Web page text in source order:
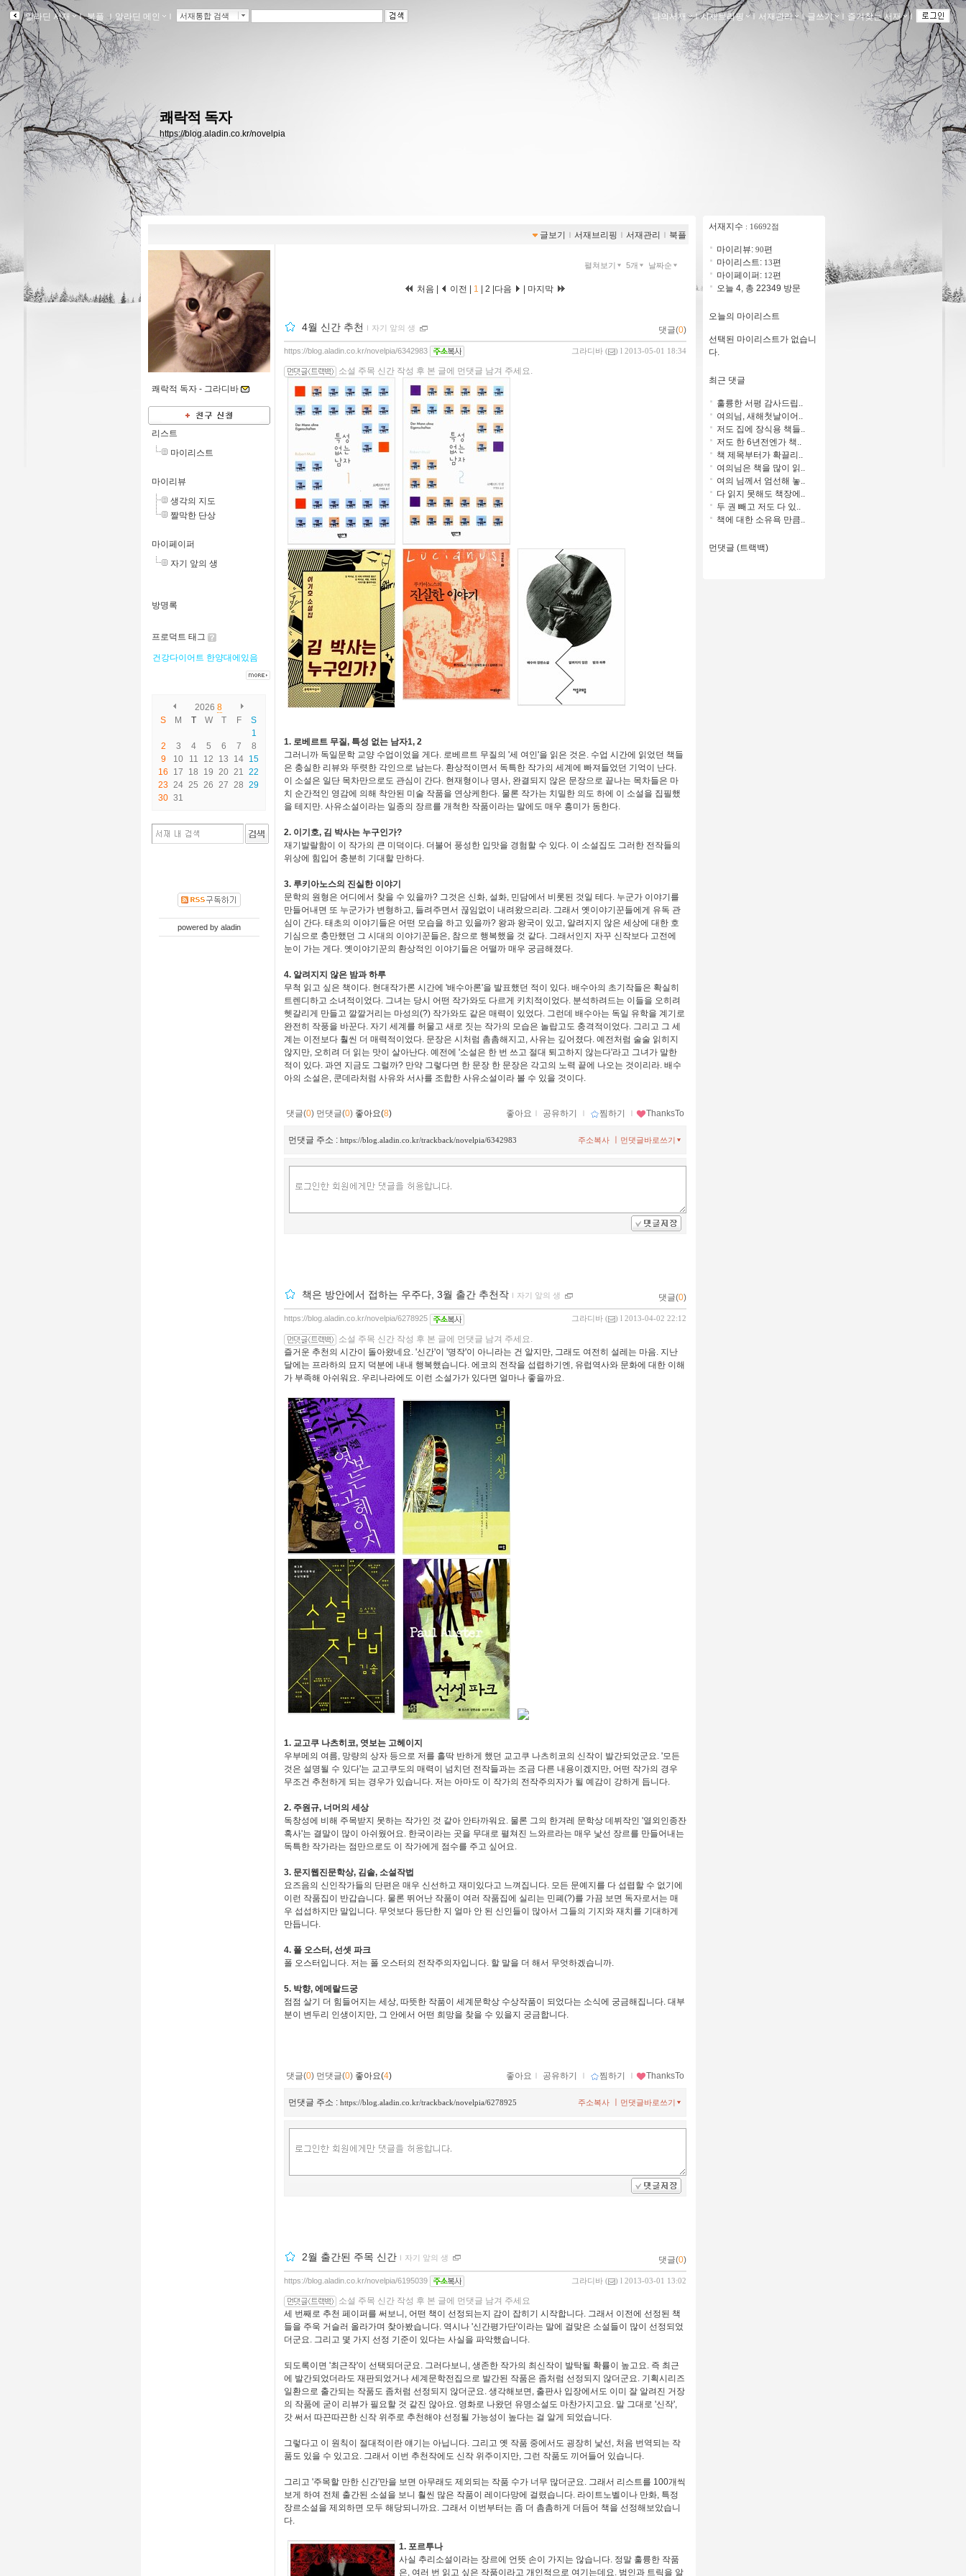
알라딘 서재 ｌ북플 ｌ알라딘 메인 서재통합 검색 나의서재 ｌ서재브리핑 ｌ 서재관리 ｌ글쓰기 ｌ 즐겨찾는 서재 ｌ
쾌락적 독자
https://blog.aladin.co.kr/novelpia
글보기 ｌ 서재브리핑 ｌ 서재관리 ｌ 북플
쾌락적 독자 - 그라디바
리스트
마이리스트
마이리뷰
생각의 지도
짤막한 단상
마이페이퍼
자기 앞의 생
방명록
프로덕트 태그
건강다이어트 한양대에있음
2026 8
S
M T W T F
S
1
2
3 4 5 6 7
8
9
10 11 12 13 14 15
16
17 18 19 20 21 22
23 24 25 26 27 28 29
30 31
powered by aladin
펼쳐보기 5개 날짜순
처음 | 이전 | 1 2 다음 마지막
4월 신간 추천 ｌ 자기 앞의 생 댓글(0)
그라디바 ( ) l 2013-05-01 18:34
https://blog.aladin.co.kr/novelpia/6342983
소설 주목 신간 작성 후 본 글에 먼댓글 남겨 주세요.
1. 로베르트 무질, 특성 없는 남자1, 2
그러니까 독일문학 교양 수업이었을 게다. 로베르트 무질의 '세 여인'을 읽은 것은. 수업 시간에 읽었던 책들
은 충실한 리뷰와 뚜렷한 각인으로 남는다. 환상적이면서 독특한 작가의 세계에 빠져들었던 기억이 난다.
이 소설은 일단 목차만으로도 관심이 간다. 현재형이나 명사, 완결되지 않은 문장으로 끝나는 목차들은 마
치 순간적인 영감에 의해 착안된 미술 작품을 연상케한다. 물론 작가는 치밀한 의도 하에 이 소설을 집필했
을 테지만. 사유소설이라는 일종의 장르를 개척한 작품이라는 말에도 매우 흥미가 동한다.
2. 이기호, 김 박사는 누구인가?
재기발랄함이 이 작가의 큰 미덕이다. 더불어 풍성한 입맛을 경험할 수 있다. 이 소설집도 그러한 전작들의
위상에 힘입어 충분히 기대할 만하다.
3. 루키아노스의 진실한 이야기
문학의 원형은 어디에서 찾을 수 있을까? 그것은 신화, 설화, 민담에서 비롯된 것일 테다. 누군가 이야기를
만들어내면 또 누군가가 변형하고, 들려주면서 끊임없이 내려왔으리라. 그래서 옛이야기꾼들에게 유독 관
심이 간다. 태초의 이야기들은 어떤 모습을 하고 있을까? 왕과 왕국이 있고, 알려지지 않은 세상에 대한 호
기심으로 충만했던 그 시대의 이야기꾼들은, 참으로 행복했을 것 같다. 그래서인지 자꾸 신작보다 고전에
눈이 가는 게다. 옛이야기꾼의 환상적인 이야기들은 어떨까 매우 궁금해졌다.
4. 알려지지 않은 밤과 하루
무척 읽고 싶은 책이다. 현대작가론 시간에 '배수아론'을 발표했던 적이 있다. 배수아의 초기작들은 확실히
트렌디하고 소녀적이었다. 그녀는 당시 어떤 작가와도 다르게 키치적이었다. 분석하려드는 이들을 오히려
헷갈리게 만들고 깔깔거리는 마성의(?) 작가와도 같은 매력이 있었다. 그런데 배수아는 독일 유학을 계기로
완전히 작풍을 바꾼다. 자기 세계를 허물고 새로 짓는 작가의 모습은 놀랍고도 충격적이었다. 그리고 그 세
계는 이전보다 훨씬 더 매력적이었다. 문장은 시처럼 촘촘해지고, 사유는 깊어졌다. 예전처럼 술술 읽히지
않지만, 오히려 더 읽는 맛이 살아난다. 예전에 '소설은 한 번 쓰고 절대 퇴고하지 않는다'라고 그녀가 말한
적이 있다. 과연 지금도 그럴까? 만약 그렇다면 한 문장 한 문장은 각고의 노력 끝에 나오는 것이리라. 배수
아의 소설은, 쿤데라처럼 사유와 서사를 조합한 사유소설이라 볼 수 있을 것이다.
댓글(0) 먼댓글(0) 좋아요(8) 좋아요 ｌ 공유하기 ｌ 찜하기 ｌ ThanksTo
먼댓글 주소 : https://blog.aladin.co.kr/trackback/novelpia/6342983 먼댓글바로쓰기
주소복사
책은 방안에서 접하는 우주다, 3월 출간 추천작 ｌ 자기 앞의 생 댓글(0)
그라디바 ( ) l 2013-04-02 22:12
https://blog.aladin.co.kr/novelpia/6278925
소설 주목 신간 작성 후 본 글에 먼댓글 남겨 주세요.
즐거운 추천의 시간이 돌아왔네요. '신간'이 '명작'이 아니라는 건 알지만, 그래도 여전히 설레는 마음. 지난
달에는 프라하의 묘지 덕분에 내내 행복했습니다. 에코의 전작을 섭렵하기엔, 유럽역사와 문화에 대한 이해
가 부족해 아쉬워요. 우리나라에도 이런 소설가가 있다면 얼마나 좋을까요.
1. 교고쿠 나츠히코, 엿보는 고헤이지
우부메의 여름, 망량의 상자 등으로 저를 홀딱 반하게 했던 교고쿠 나츠히코의 신작이 발간되었군요. '모든
것은 설명될 수 있다'는 교고쿠도의 매력이 넘치던 전작들과는 조금 다른 내용이겠지만, 어떤 작가의 경우
무조건 추천하게 되는 경우가 있습니다. 저는 아마도 이 작가의 전작주의자가 될 예감이 강하게 듭니다.
2. 주원규, 너머의 세상
독창성에 비해 주목받지 못하는 작가인 것 같아 안타까워요. 물론 그의 한겨레 문학상 데뷔작인 '열외인종잔
혹사'는 결말이 많이 아쉬웠어요. 한국이라는 곳을 무대로 펼쳐진 느와르라는 매우 낯선 장르를 만들어내는
독특한 작가라는 점만으로도 이 작가에게 점수를 주고 싶어요.
3. 문지웹진문학상, 김솔, 소설작법
요즈음의 신인작가들의 단편은 매우 신선하고 재미있다고 느껴집니다. 모든 문예지를 다 섭렵할 수 없기에
이런 작품집이 반갑습니다. 물론 뛰어난 작품이 여러 작품집에 실리는 민폐(?)를 가끔 보면 독자로서는 매
우 섭섭하지만 말입니다. 무엇보다 등단한 지 얼마 안 된 신인들이 많아서 그들의 기지와 재치를 기대하게
만듭니다.
4. 폴 오스터, 선셋 파크
폴 오스터입니다. 저는 폴 오스터의 전작주의자입니다. 할 말을 더 해서 무엇하겠습니까.
5. 박향, 에메랄드궁
점점 살기 더 힘들어지는 세상, 따뜻한 작품이 세계문학상 수상작품이 되었다는 소식에 궁금해집니다. 대부
분이 변두리 인생이지만, 그 안에서 어떤 희망을 찾을 수 있을지 궁금합니다.
댓글(0) 먼댓글(0) 좋아요(4) 좋아요 ｌ 공유하기 ｌ 찜하기 ｌ ThanksTo
먼댓글 주소 : https://blog.aladin.co.kr/trackback/novelpia/6278925 먼댓글바로쓰기
주소복사
2월 출간된 주목 신간 ｌ 자기 앞의 생 댓글(0)
그라디바 ( ) l 2013-03-01 13:02
https://blog.aladin.co.kr/novelpia/6195039
소설 주목 신간 작성 후 본 글에 먼댓글 남겨 주세요
세 번째로 추천 페이퍼를 써보니, 어떤 책이 선정되는지 감이 잡히기 시작합니다. 그래서 이전에 선정된 책
들을 주욱 거슬러 올라가며 찾아봤습니다. 역시나 '신간평가단'이라는 말에 걸맞은 소설들이 많이 선정되었
더군요. 그리고 몇 가지 선정 기준이 있다는 사실을 파악했습니다.
되도록이면 '최근작'이 선택되더군요. 그러다보니, 생존한 작가의 최신작이 발탁될 확률이 높고요. 즉 최근
에 발간되었더라도 재판되었거나 세계문학전집으로 발간된 작품은 좀처럼 선정되지 않더군요. 기획시리즈
일환으로 출간되는 작품도 좀처럼 선정되지 않더군요. 생각해보면, 출판사 입장에서도 이미 잘 알려진 거장
의 작품에 굳이 리뷰가 필요할 것 같진 않아요. 영화로 나왔던 유명소설도 마찬가지고요. 말 그대로 '신작',
갓 써서 따끈따끈한 신작 위주로 추천해야 선정될 가능성이 높다는 걸 알게 되었습니다.
그렇다고 이 원칙이 절대적이란 얘기는 아닙니다. 그리고 옛 작품 중에서도 굉장히 낯선, 처음 번역되는 작
품도 있을 수 있고요. 그래서 이번 추천작에도 신작 위주이지만, 그런 작품도 끼어들어 있습니다.
그리고 '주목할 만한 신간'만을 보면 아무래도 제외되는 작품 수가 너무 많더군요. 그래서 리스트를 100개씩
보게 하여 전체 출간된 소설을 보니 훨씬 많은 작품이 레이다망에 걸렸습니다. 라이트노벨이나 만화, 특정
장르소설을 제외하면 모두 해당되니까요. 그래서 이번부터는 좀 더 촘촘하게 더듬어 책을 선정해보았습니
다.
1. 포르투나
사실 추리소설이라는 장르에 언뜻 손이 가지는 않습니다. 정말 훌륭한 작품
은, 여러 번 읽고 싶은 작품이라고 개인적으로 여기는데요. 범인과 트릭을 알
서재지수 : 16692점
마이리뷰: 90편
마이리스트: 13편
마이페이퍼: 12편
오늘 4, 총 22349 방문
오늘의 마이리스트
선택된 마이리스트가 없습니
다.
최근 댓글
훌륭한 서평 감사드립..
여의님, 새해첫날이어..
저도 집에 장식용 책들..
저도 한 6년전엔가 책..
책 제목부터가 확끌리..
여의님은 책을 많이 읽..
여의 님께서 엄선해 놓..
다 읽지 못해도 책장에..
두 권 빼고 저도 다 있..
책에 대한 소유욕 만큼..
먼댓글 (트랙백)